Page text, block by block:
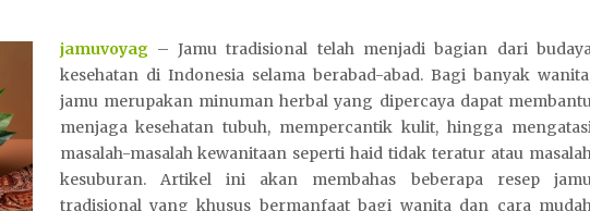
jamuvoyag– Jamu tradisional telah menjadi bagian dari
kesehatan di Indonesia selama berabad-abad. Bagi banyak
jamu merupakan minuman herbal yang dipercaya dapat
menjaga kesehatan tubuh, mempercantik kulit, hingga
masalah-masalah kewanitaan seperti haid tidak teratur atau
kesuburan. Artikel ini akan membahas beberapa resep
tradisional yang khusus bermanfaat bagi wanita dan cara